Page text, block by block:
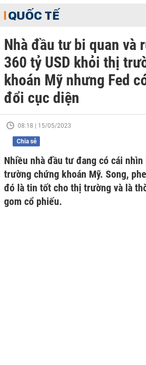
QUỐC TẾ
Nhà đầu tư bi quan và
360 tỷ USD khỏi thị
khoán Mỹ nhưng Fed
đổi cục diện
08:18 | 15/05/2023
Chia sẻ
Nhiều nhà đầu tư đang có cái
trường chứng khoán Mỹ. Song,
đó là tin tốt cho thị trường và là
gom cổ phiếu.